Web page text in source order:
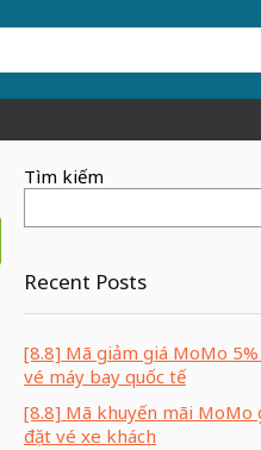
Tìm kiếm
Recent Posts
[8.8] Mã giảm giá MoMo
vé máy bay quốc tế
[8.8] Mã khuyến mãi MoMo
đặt vé xe khách